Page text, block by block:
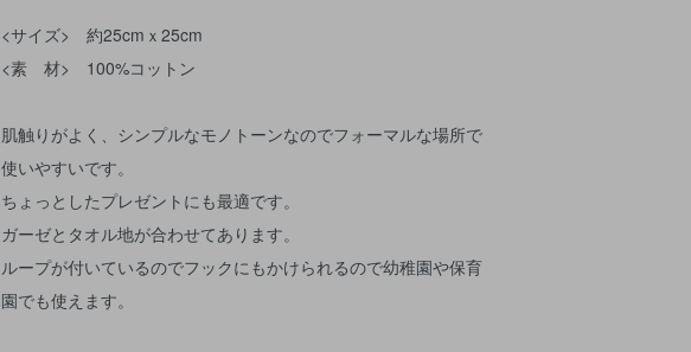
<サイズ> 約25cmｘ25cm
<素 材> 100%コットン
肌触りがよく、シンプルなモノトーンなのでフォーマルな場所で
使いやすいです。
ちょっとしたプレゼントにも最適です。
ガーゼとタオル地が合わせてあります。
ループが付いているのでフックにもかけられるので幼稚園や保育
園でも使えます。